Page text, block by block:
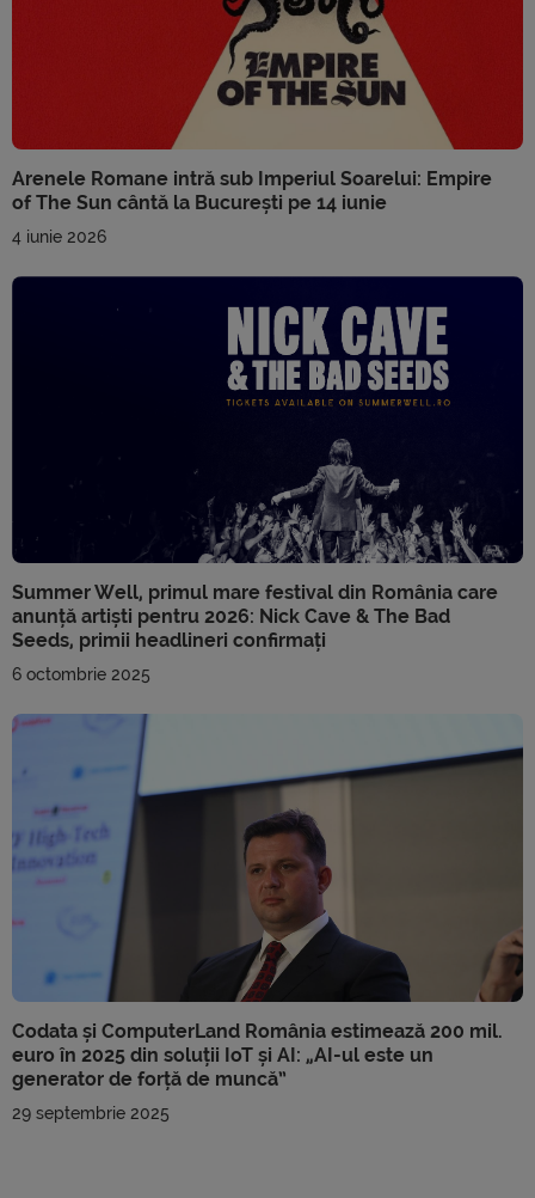
Arenele Romane intră sub Imperiul Soarelui: Empire
of The Sun cântă la București pe 14 iunie
4 iunie 2026
Summer Well, primul mare festival din România care
anunță artiști pentru 2026: Nick Cave & The Bad
Seeds, primii headlineri confirmați
6 octombrie 2025
Codata și ComputerLand România estimează 200 mil.
euro în 2025 din soluții IoT și AI: „AI-ul este un
generator de forță de muncă”
29 septembrie 2025